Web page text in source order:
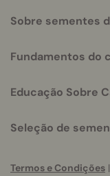
Sobre sementes
Fundamentos do
Educação Sobre
Seleção de
Termos e Condições |